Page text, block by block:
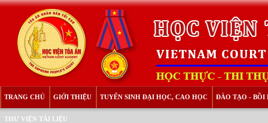
TRANG CHỦ GIỚI THIỆU TUYỂN SINH ĐẠI HỌC, CAO HỌC ĐÀO TẠO - BỒI
THƯ VIỆN TÀI LIỆU